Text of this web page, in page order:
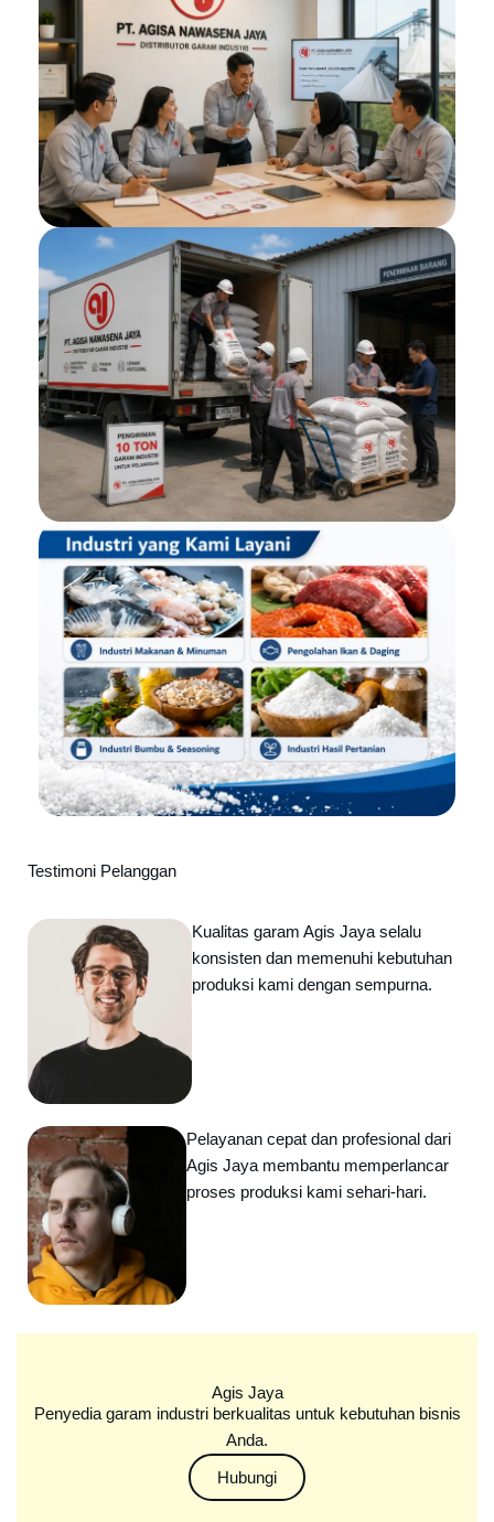
Testimoni Pelanggan
Kualitas garam Agis Jaya selalu
konsisten dan memenuhi kebutuhan
produksi kami dengan sempurna.
Pelayanan cepat dan profesional dari
Agis Jaya membantu memperlancar
proses produksi kami sehari-hari.
Agis Jaya
Penyedia garam industri berkualitas untuk kebutuhan bisnis
Anda.
Hubungi